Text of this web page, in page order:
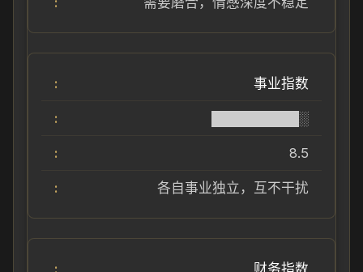
事业指数
█████████░
8.5
各自事业独立，互不干扰
财务指数